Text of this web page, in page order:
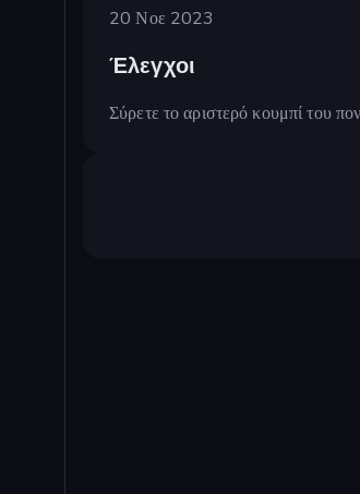
20 Νοε 2023
Έλεγχοι
Σύρετε το αριστερό κουμπί του